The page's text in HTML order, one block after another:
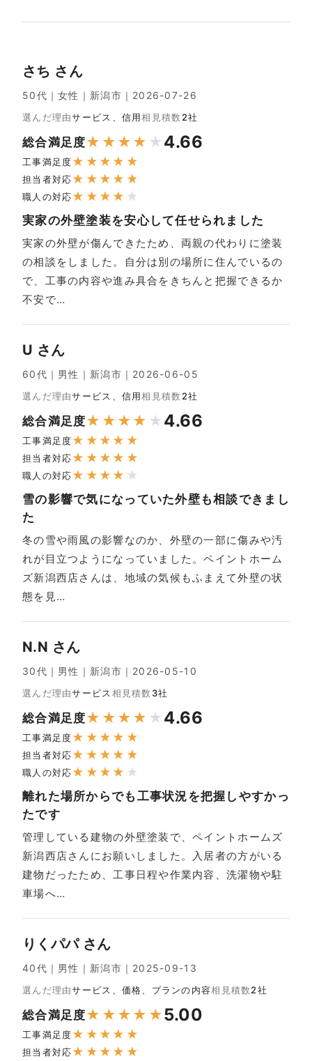
さち さん
50代｜女性｜新潟市｜2026-07-26
選んだ理由サービス、信用相見積数 2社
総合満足度★ ★ ★ ★ ★ 4.66
工事満足度★ ★ ★ ★ ★
担当者対応★ ★ ★ ★ ★
職人の対応★ ★ ★ ★ ★
実家の外壁塗装を安心して任せられました
実家の外壁が傷んできたため、両親の代わりに塗装
の相談をしました。自分は別の場所に住んでいるの
で、工事の内容や進み具合をきちんと把握できるか
不安で…
U さん
60代｜男性｜新潟市｜2026-06-05
選んだ理由サービス、信用相見積数 2社
総合満足度★ ★ ★ ★ ★ 4.66
工事満足度★ ★ ★ ★ ★
担当者対応★ ★ ★ ★ ★
職人の対応★ ★ ★ ★ ★
雪の影響で気になっていた外壁も相談できまし
た
冬の雪や雨風の影響なのか、外壁の一部に傷みや汚
れが目立つようになっていました。ペイントホーム
ズ新潟西店さんは、地域の気候もふまえて外壁の状
態を見…
N.N さん
30代｜男性｜新潟市｜2026-05-10
選んだ理由サービス 相見積数 3社
総合満足度★ ★ ★ ★ ★ 4.66
工事満足度★ ★ ★ ★ ★
担当者対応★ ★ ★ ★ ★
職人の対応★ ★ ★ ★ ★
離れた場所からでも工事状況を把握しやすかっ
たです
管理している建物の外壁塗装で、ペイントホームズ
新潟西店さんにお願いしました。入居者の方がいる
建物だったため、工事日程や作業内容、洗濯物や駐
車場へ…
りくパパ さん
40代｜男性｜新潟市｜2025-09-13
選んだ理由サービス、価格、プランの内容相見積数2社
総合満足度★ ★ ★ ★ ★5.00
工事満足度★ ★ ★ ★ ★
担当者対応★ ★ ★ ★ ★